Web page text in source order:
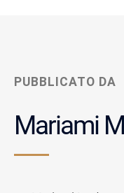
PUBBLICATO DA
Mariami